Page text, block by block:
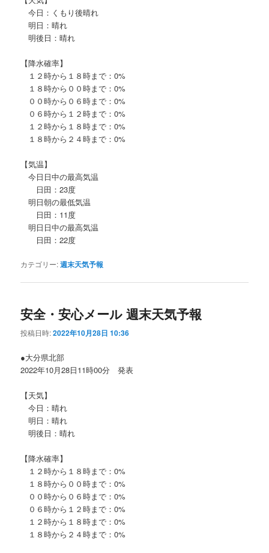
今日：くもり後晴れ
明日：晴れ
明後日：晴れ
【降水確率】
１２時から１８時まで：0%
１８時から００時まで：0%
００時から０６時まで：0%
０６時から１２時まで：0%
１２時から１８時まで：0%
１８時から２４時まで：0%
【気温】
今日日中の最高気温
日田：23度
明日朝の最低気温
日田：11度
明日日中の最高気温
日田：22度
カテゴリー:週末天気予報
安全・安心メール 週末天気予報
投稿日時:2022年10月28日 10:36
●大分県北部
2022年10月28日11時00分 発表
【天気】
今日：晴れ
明日：晴れ
明後日：晴れ
【降水確率】
１２時から１８時まで：0%
１８時から００時まで：0%
００時から０６時まで：0%
０６時から１２時まで：0%
１２時から１８時まで：0%
１８時から２４時まで：0%